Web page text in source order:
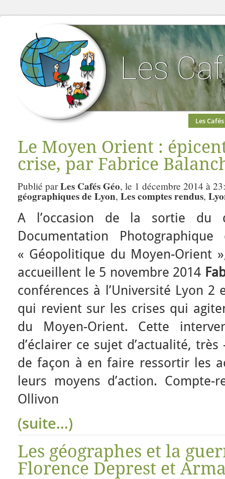
Les Cafés
Le Moyen Orient :
crise, par Fabrice
Publié parLes Cafés Géo, le 1 décembre 2014 à
géographiques de Lyon, Les comptes rendus,
A l’occasion de la sortie du
Documentation
« Géopolitique du Moyen-Orient
accueillent le 5 novembre 2014
conférences à l’Université Lyon 2
qui revient sur les crises qui
du Moyen-Orient. Cette
d’éclairer ce sujet d’actualité,
de façon à en faire ressortir les
leurs moyens d’action.
Ollivon
(suite…)
Les géographes et la
Florence Deprest et